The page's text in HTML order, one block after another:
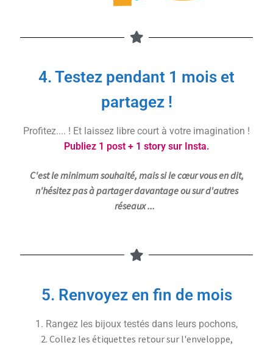
4. Testez pendant 1 mois et
partagez !
Profitez.... ! Et laissez libre court à votre imagination !
Publiez 1 post + 1 story sur Insta.
C'est le minimum souhaité, mais si le cœur vous en dit,
n'hésitez pas à partager davantage ou sur d'autres
réseaux ...
5. Renvoyez en fin de mois
1. Rangez les bijoux testés dans leurs pochons,
2. Collez les étiquettes retour sur l'enveloppe,